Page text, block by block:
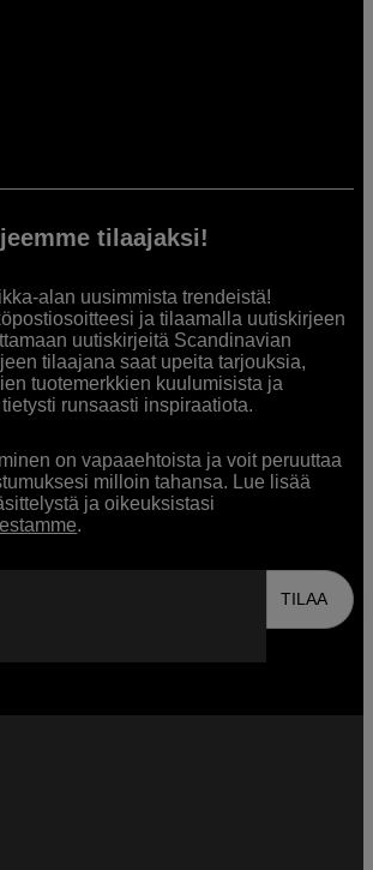
tilaajaksi!
alan uusimmista trendeistä!
ja tilaamalla uutiskirjeen
uutiskirjeitä Scandinavian
tilaajana saat upeita tarjouksia,
tuotemerkkien kuulumisista ja
runsaasti inspiraatiota.
on vapaaehtoista ja voit peruuttaa
milloin tahansa. Lue lisää
ja oikeuksistasi
.
TILAA